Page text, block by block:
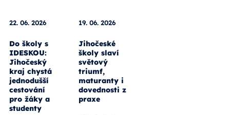
22. 06. 2026
Do školy s
IDESKOU:
Jihočeský
kraj chystá
jednodušší
cestování
pro žáky a
studenty
19. 06. 2026
Jihočeské
školy slaví
světový
triumf,
maturanty i
dovednosti z
praxe